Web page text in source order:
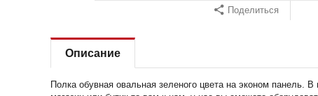
Поделиться
Описание
Полка обувная овальная зеленого цвета на эконом панель.